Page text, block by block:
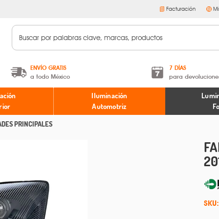
Facturación
ENVÍO GRATIS
a todo México
A partir de $599 MXN.
* Aplican restricciones
7 DÍAS
para
Términos y condiciones
Políticas de devoluciones
Iluminación
Automotriz
PRINCIPALES
SKU: